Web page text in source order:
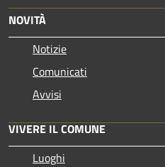
NOVITÀ
Notizie
Comunicati
Avvisi
VIVERE IL COMUNE
Luoghi